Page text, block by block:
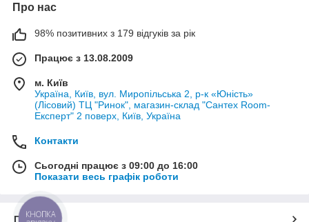
Про нас
98% позитивних з 179 відгуків за рік
Працює з 13.08.2009
м. Київ
Україна, Київ, вул. Миропільська 2, р-к «Юність»
(Лісовий) ТЦ "Ринок", магазин-склад "Сантех Room-
Експерт" 2 поверх, Київ, Україна
Контакти
Сьогодні працює з 09:00 до 16:00
Показати весь графік роботи
Про нас
КНОПКА